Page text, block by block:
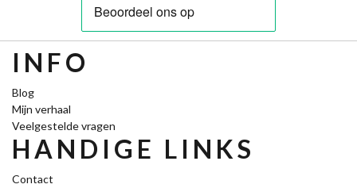
INFO
Blog
Mijn verhaal
Veelgestelde vragen
HANDIGE LINKS
Contact